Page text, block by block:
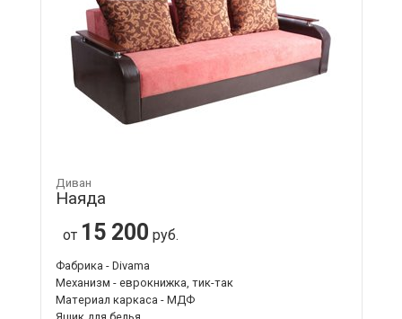
Диван
Наяда
от 15 200 руб.
Фабрика - Divama
Механизм - еврокнижка, тик-так
Материал каркаса - МДФ